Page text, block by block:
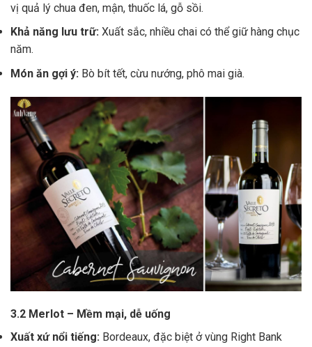
vị quả lý chua đen, mận, thuốc lá, gỗ sồi.
Khả năng lưu trữ: Xuất sắc, nhiều chai có thể giữ hàng chục
năm.
Món ăn gợi ý: Bò bít tết, cừu nướng, phô mai già.
3.2 Merlot – Mềm mại, dễ uống
Xuất xứ nổi tiếng: Bordeaux, đặc biệt ở vùng Right Bank